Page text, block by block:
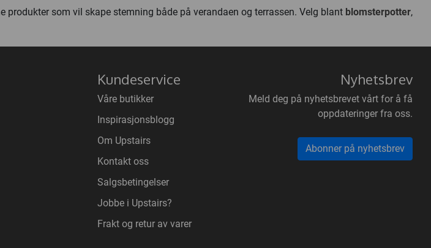
som vil skape stemning både på verandaen og terrassen. Velg blant blomsterpotter,
Kundeservice
Våre butikker
Inspirasjonsblogg
Om Upstairs
Kontakt oss
Salgsbetingelser
Jobbe i Upstairs?
Frakt og retur av varer
Nyhetsbrev
Meld deg på nyhetsbrevet vårt for å få
oppdateringer fra oss.
Abonner på nyhetsbrev